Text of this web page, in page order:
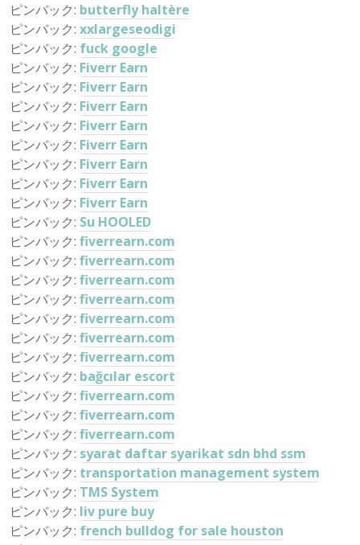
ピンバック: butterfly haltère
ピンバック: xxlargeseodigi
ピンバック: fuck google
ピンバック: Fiverr Earn
ピンバック: Fiverr Earn
ピンバック: Fiverr Earn
ピンバック: Fiverr Earn
ピンバック: Fiverr Earn
ピンバック: Fiverr Earn
ピンバック: Fiverr Earn
ピンバック: Fiverr Earn
ピンバック: Su HOOLED
ピンバック: fiverrearn.com
ピンバック: fiverrearn.com
ピンバック: fiverrearn.com
ピンバック: fiverrearn.com
ピンバック: fiverrearn.com
ピンバック: fiverrearn.com
ピンバック: fiverrearn.com
ピンバック: bağcılar escort
ピンバック: fiverrearn.com
ピンバック: fiverrearn.com
ピンバック: fiverrearn.com
ピンバック: syarat daftar syarikat sdn bhd ssm
ピンバック: transportation management system
ピンバック: TMS System
ピンバック: liv pure buy
ピンバック: french bulldog for sale houston